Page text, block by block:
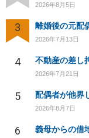
2026年8月5日
3
2026年7月13日
4 不動産の差し
2026年7月21日
5 配偶者が他界
2026年8月7日
6 義母からの借